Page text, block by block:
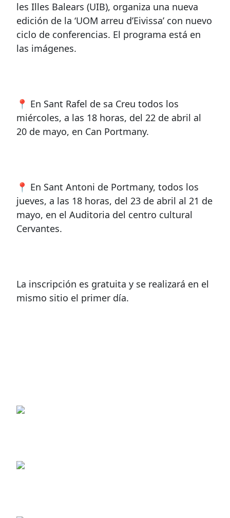
les Illes Balears (UIB), organiza una nueva
edición de la ‘UOM arreu d’Eivissa’ con nuevo
ciclo de conferencias. El programa está en
las imágenes.
📍 En Sant Rafel de sa Creu todos los
miércoles, a las 18 horas, del 22 de abril al
20 de mayo, en Can Portmany.
📍 En Sant Antoni de Portmany, todos los
jueves, a las 18 horas, del 23 de abril al 21 de
mayo, en el Auditoria del centro cultural
Cervantes.
La inscripción es gratuita y se realizará en el
mismo sitio el primer día.